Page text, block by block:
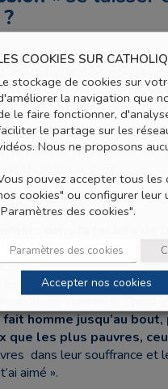
l’avez fait à l’un de ces
plus pauvres sont
voir le monde à partir de
la bienfaisance, mais
ni pouvoir ni grandeur est
l’histoire
de nous par eux— vient
dans la lecture de
de Jésus avec les plus
à-dire au niveau
comme le Christ a
homme jusqu’au
que les plus pauvres,
dans leur souffrance et
aimé ».
COOKIES SUR
stockage de cookies sur
la navigation que
le faire fonctionner,
le partage sur les
Nous ne proposons
pouvez accepter tous
cookies" ou configurer
des cookies".
Paramètres des cookies
Accepter nos cookies